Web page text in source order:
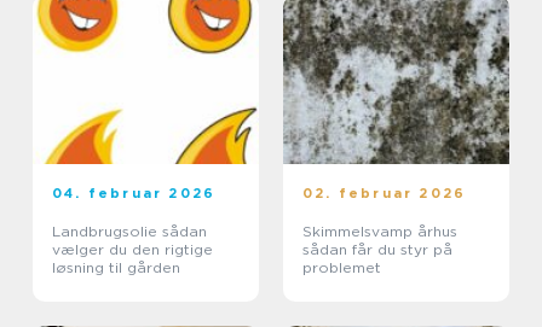
04. februar 2026
Landbrugsolie sådan
vælger du den rigtige
løsning til gården
02. februar 2026
Skimmelsvamp århus
sådan får du styr på
problemet